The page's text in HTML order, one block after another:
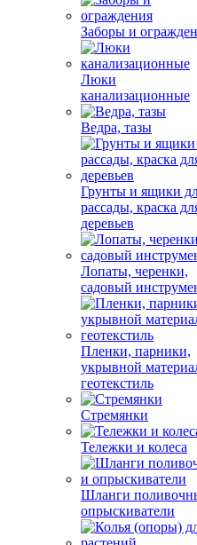
Заборы и
Люки
канализационные
Ведра, тазы
Грунты и ящики
рассады, краска
деревьев
Лопаты, черенки,
садовый
Пленки, парники,
укрывной
геотекстиль
Стремянки
Тележки и колеса
Шланги
опрыскиватели